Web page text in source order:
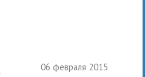
06 февраля 2015